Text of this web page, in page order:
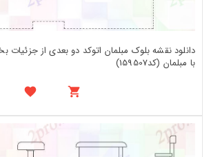
دانلود نقشه بلوک مبلمان اتوکد دو بعدی از
با مبلمان (کد159507)